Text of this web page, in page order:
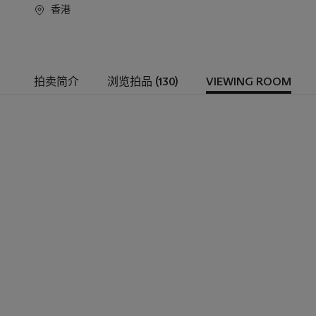
香港
拍卖简介 浏览拍品 (130) VIEWING ROOM